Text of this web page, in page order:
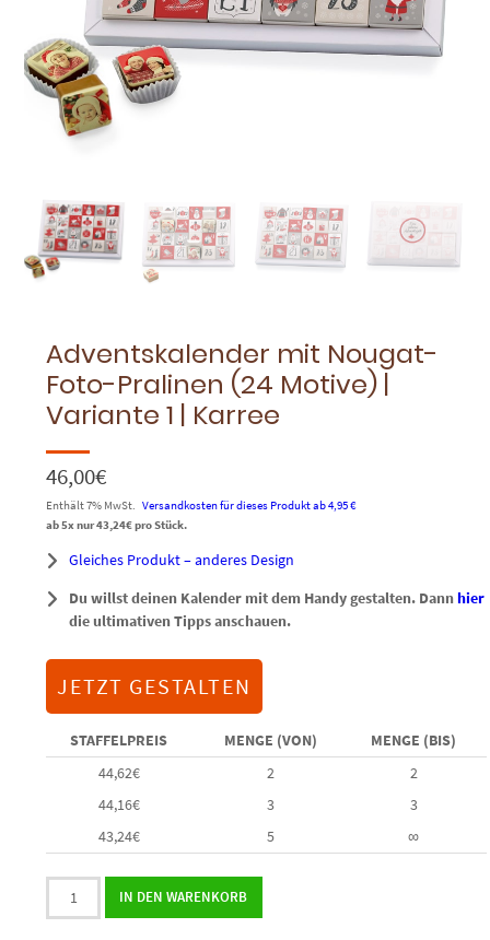
Adventskalender mit Nougat-
Foto-Pralinen (24 Motive) |
Variante 1 | Karree
46,00€
Enthält 7% MwSt.
Versandkosten für dieses Produkt ab 4,95 €
ab 5x nur43,24€pro Stück.
Gleiches Produkt – anderes Design
Du willst deinen Kalender mit dem Handy gestalten. Dannhier
die ultimativen Tipps anschauen.
JETZT GESTALTEN
STAFFELPREIS MENGE (VON)
MENGE (BIS)
44,62€ 2
2
44,16€ 3
3
43,24€ 5 ∞
Adventskalender
IN DEN WARENKORB